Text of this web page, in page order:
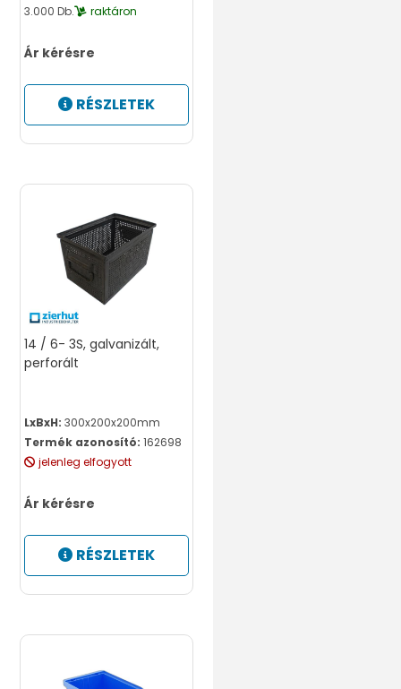
3.000 Db.
raktáron
Ár kérésre
RÉSZLETEK
14 / 6- 3S, galvanizált,
perforált
LxBxH: 300x200x200mm
Termék azonosító: 162698
jelenleg elfogyott
Ár kérésre
RÉSZLETEK